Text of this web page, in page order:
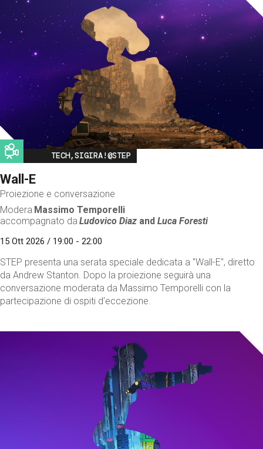
Image
TECH,SIGIRA!@STEP
Wall-E
Proiezione e conversazione
Modera Massimo Temporelli
accompagnato da Ludovico Diaz andLuca Foresti
15 Ott 2026 / 19:00 - 22:00
STEP presenta una serata speciale dedicata a "Wall-E", diretto
da Andrew Stanton. Dopo la proiezione seguirà una
conversazione moderata da Massimo Temporelli con la
partecipazione di ospiti d'eccezione.